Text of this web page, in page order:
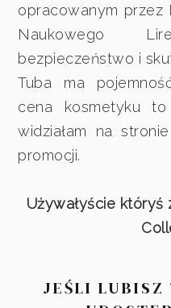
opracowanym przez
Naukowego
bezpieczeństwo i
Tuba ma
cena kosmetyku
widziałam na
promocji.
Używałyście
JEŚLI LUBISZ